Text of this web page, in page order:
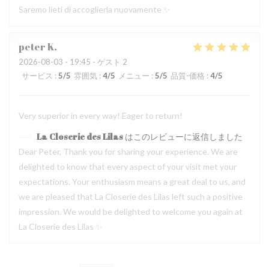
Saremo lieti di accoglierla nuovamente ✨
peterK
2026-08-03 - 19:45 - ゲスト 2
サービス : 5/5 雰囲気 : 4/5 メニュー : 5/5 品質-価格 : 4/5
Very superior in every way! Eager to return!
La Closerie des Lilas はこのレビューに返信しました
Dear Peter, Thank you for sharing your experience. We are
delighted to know that every aspect of your visit met your
expectations. Your enthusiasm means a great deal to us, and
we are pleased that La Closerie des Lilas left such a positive
impression. We would be delighted to welcome you again at
La Closerie des Lilas ✨